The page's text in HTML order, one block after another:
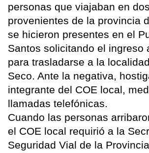
personas que viajaban en
provenientes de la provincia
se hicieron presentes en el
Santos solicitando el ingreso
para trasladarse a la
Seco. Ante la negativa,
integrante del COE local,
llamadas telefónicas.
Cuando las personas
el COE local requirió a la
Seguridad Vial de la